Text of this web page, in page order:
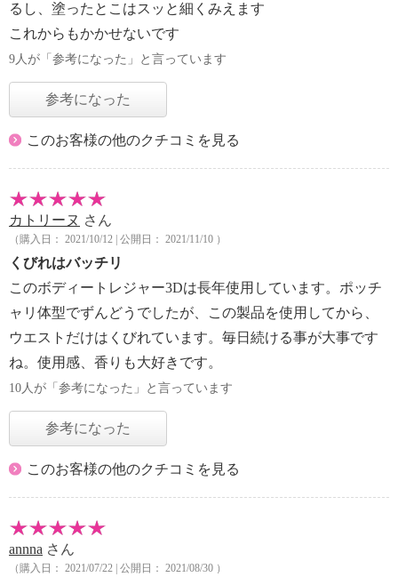
るし、塗ったとこはスッと細くみえます
これからもかかせないです
9人が「参考になった」と言っています
参考になった
このお客様の他のクチコミを見る
カトリーヌ さん
（購入日： 2021/10/12 | 公開日： 2021/11/10 ）
くびれはバッチリ
このボディートレジャー3Dは長年使用しています。ポッチ
ャリ体型でずんどうでしたが、この製品を使用してから、
ウエストだけはくびれています。毎日続ける事が大事です
ね。使用感、香りも大好きです。
10人が「参考になった」と言っています
参考になった
このお客様の他のクチコミを見る
annna さん
（購入日： 2021/07/22 | 公開日： 2021/08/30 ）